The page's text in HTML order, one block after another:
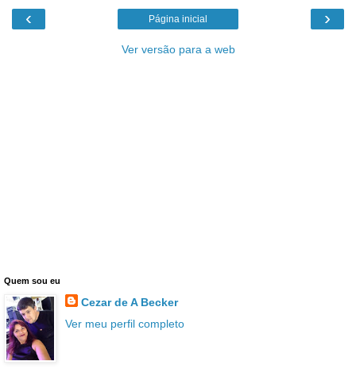
‹ ›
Página inicial
Ver versão para a web
Quem sou eu
Cezar de A Becker
Ver meu perfil completo